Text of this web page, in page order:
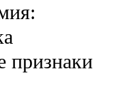
признаки